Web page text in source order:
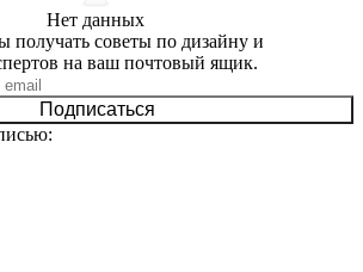
Нет данных
получать советы по дизайну и
на ваш почтовый ящик.
Подписаться